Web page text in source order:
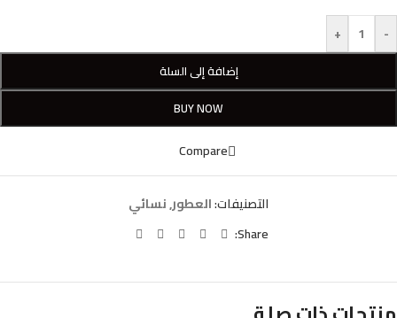
-
+
إضافة إلى السلة
BUY NOW
Compare
التصنيفات:العطور,نسائي
Share: